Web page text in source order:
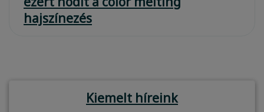
hajszínezés
Kiemelt híreink